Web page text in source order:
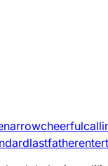
narrowcheerful
lastfather